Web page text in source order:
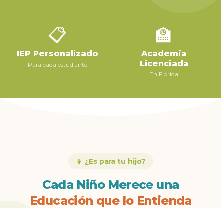
📋
IEP Personalizado
Para cada estudiante
🏫
Academia
Licenciada
En Florida
👦 ¿Es para tu hijo?
Cada Niño Merece una
Educación que lo Entienda